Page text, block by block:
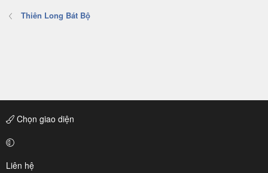
Thiên Long Bát Bộ
Chọn giao diện
Liên hệ